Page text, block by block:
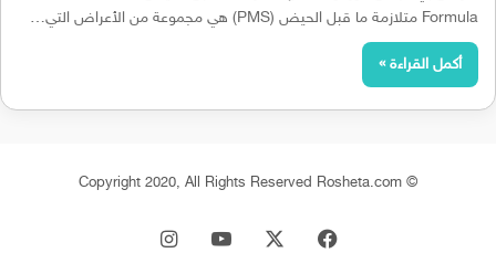
Formula متلازمة ما قبل الحيض (PMS) هي مجموعة من الأعراض التي…
أكمل القراءة »
© Copyright 2020, All Rights Reserved Rosheta.com
فيسبوك ‫YouTube